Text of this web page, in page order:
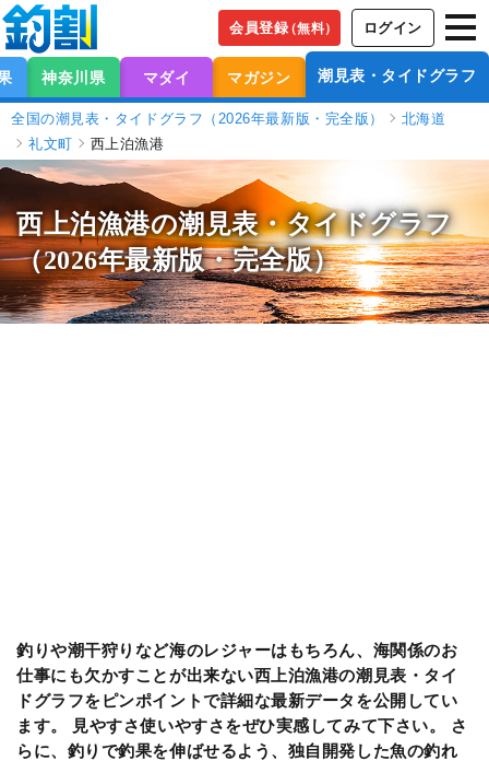
会員登録（無料） ログイン
神奈川県 マダイ マガジン 潮見表・タイドグラフ
全国の潮見表・タイドグラフ（2026年最新版・完全版）
北海道
礼文町
西上泊漁港
西上泊漁港の潮見表・タイドグラフ
（2026年最新版・完全版）
釣りや潮干狩りなど海のレジャーはもちろん、海関係のお
仕事にも欠かすことが出来ない西上泊漁港の潮見表・タイ
ドグラフをピンポイントで詳細な最新データを公開してい
ます。 見やすさ使いやすさをぜひ実感してみて下さい。 さ
らに、釣りで釣果を伸ばせるよう、独自開発した魚の釣れ